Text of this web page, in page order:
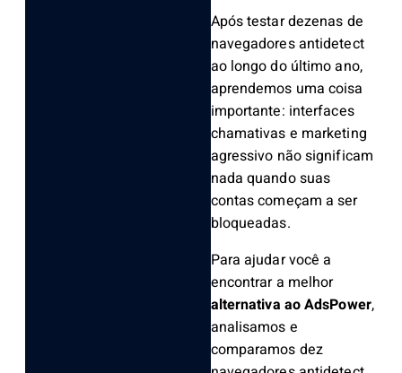
Após testar dezenas de
navegadores antidetect
ao longo do último ano,
aprendemos uma coisa
importante: interfaces
chamativas e marketing
agressivo não significam
nada quando suas
contas começam a ser
bloqueadas.
Para ajudar você a
encontrar a melhor
alternativa ao AdsPower,
analisamos e
comparamos dez